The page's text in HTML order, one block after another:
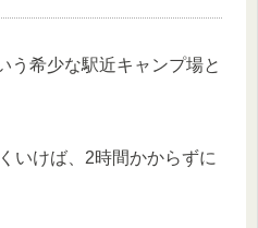
う希少な駅近キャンプ場と
いけば、2時間かからずに